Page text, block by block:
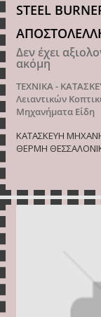
STEEL
Δεν έχει
ακόμη
ΤΕΧΝΙΚΑ -
Λειαντικών
Μηχανήματα Είδη
ΚΑΤΑΣΚΕΥΗ
ΘΕΡΜΗ